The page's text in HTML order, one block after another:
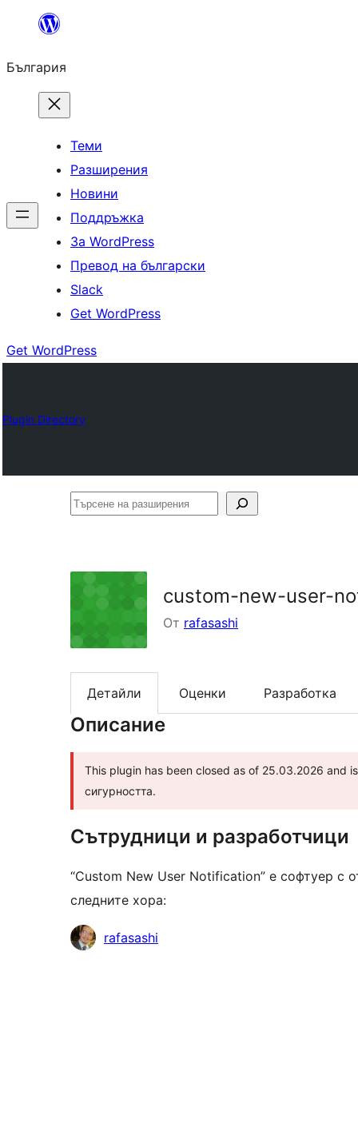
България
Теми
Разширения
Новини
Поддръжка
За WordPress
Превод на български
Slack
Get WordPress
Get WordPress
Plugin Directory
Търсене
custom-new-user-
От rafasashi
Детайли Оценки Разработка
Описание
This plugin has been closed as of 25.03.2026 and
сигурността.
Сътрудници и разработчици
“Custom New User Notification” е софтуер с
следните хора:
Сътрудници
rafasashi